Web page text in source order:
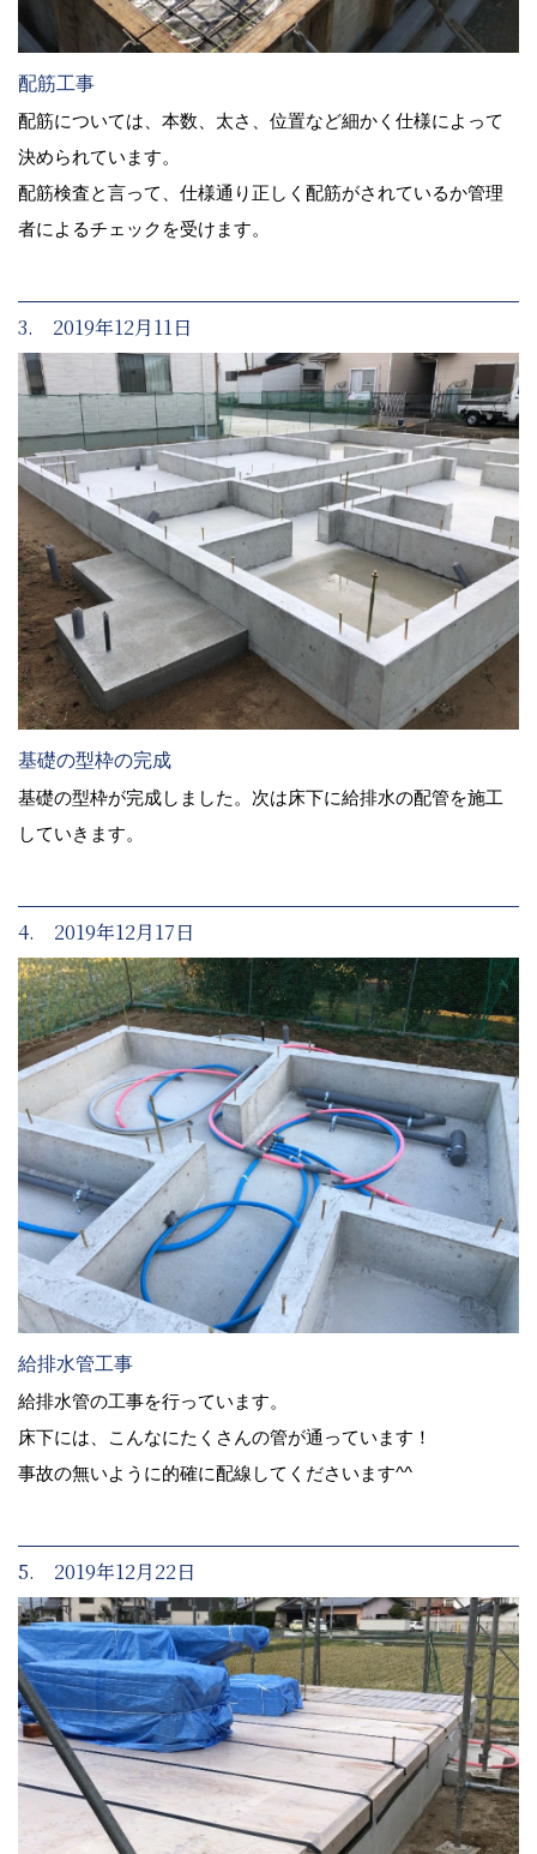
配筋工事
配筋については、本数、太さ、位置など細かく仕様によって
決められています。
配筋検査と言って、仕様通り正しく配筋がされているか管理
者によるチェックを受けます。
3. 2019年12月11日
基礎の型枠の完成
基礎の型枠が完成しました。次は床下に給排水の配管を施工
していきます。
4. 2019年12月17日
給排水管工事
給排水管の工事を行っています。
床下には、こんなにたくさんの管が通っています！
事故の無いように的確に配線してくださいます^^
5. 2019年12月22日